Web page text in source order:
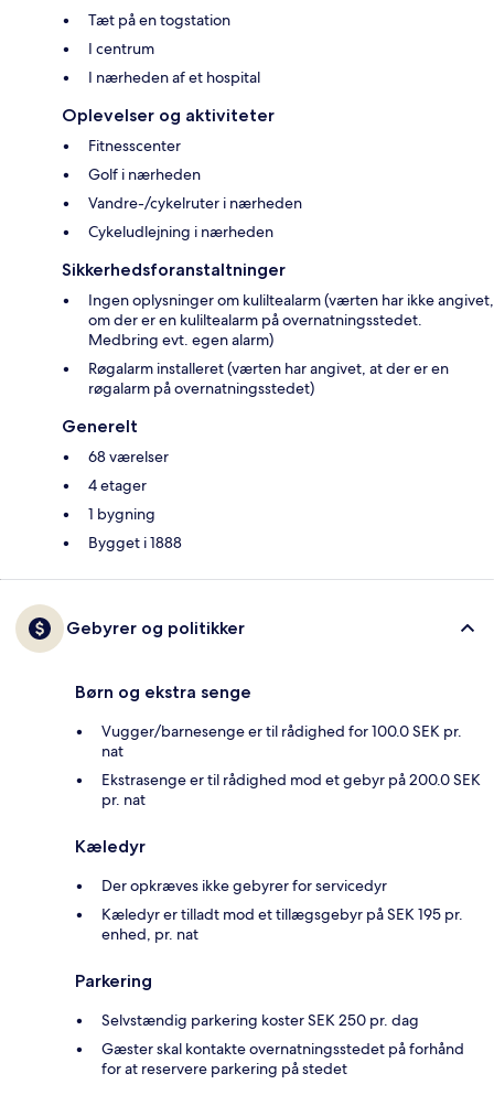
Tæt på en togstation
I centrum
I nærheden af et hospital
Oplevelser og aktiviteter
Fitnesscenter
Golf i nærheden
Vandre-/cykelruter i nærheden
Cykeludlejning i nærheden
Sikkerhedsforanstaltninger
Ingen oplysninger om kuliltealarm (værten har ikke angivet,
om der er en kuliltealarm på overnatningsstedet.
Medbring evt. egen alarm)
Røgalarm installeret (værten har angivet, at der er en
røgalarm på overnatningsstedet)
Generelt
68 værelser
4 etager
1 bygning
Bygget i 1888
Gebyrer og politikker
Børn og ekstra senge
Vugger/barnesenge er til rådighed for 100.0 SEK pr.
nat
Ekstrasenge er til rådighed mod et gebyr på 200.0 SEK
pr. nat
Kæledyr
Der opkræves ikke gebyrer for servicedyr
Kæledyr er tilladt mod et tillægsgebyr på SEK 195 pr.
enhed, pr. nat
Parkering
Selvstændig parkering koster SEK 250 pr. dag
Gæster skal kontakte overnatningsstedet på forhånd
for at reservere parkering på stedet